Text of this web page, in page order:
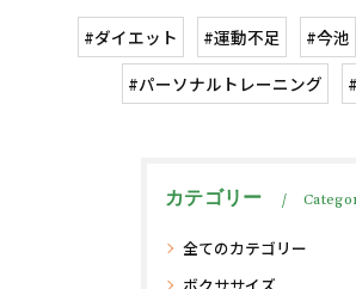
#ダイエット #運動不足 #今池
#パーソナルトレーニング
カテゴリー
全てのカテゴリー